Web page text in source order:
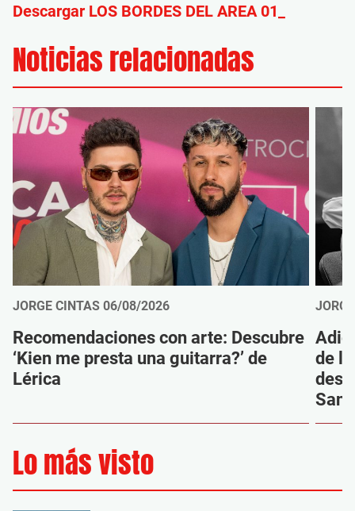
Descargar LOS BORDES DEL AREA 01_
Noticias relacionadas
JORGE CINTAS 06/08/2026
Recomendaciones con arte: Descubre
‘Kien me presta una guitarra?’ de
Lérica
de
Sanz
Lo más visto